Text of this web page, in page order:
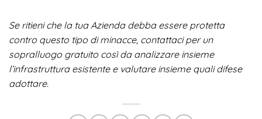
Se ritieni che la tua Azienda debba essere protetta
contro questo tipo di minacce, contattaci per un
sopralluogo gratuito così da analizzare insieme
l’infrastruttura esistente e valutare insieme quali difese
adottare.